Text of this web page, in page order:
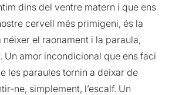
dins del ventre matern i que ens
cervell més primigeni, és la
néixer el raonament i la paraula,
Un amor incondicional que ens faci
les paraules tornin a deixar de
ne, simplement, l’escalf. Un